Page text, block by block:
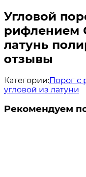
Угловой
рифлением
латунь
отзывы
Категории:Порог с
угловой из латуни
Рекомендуем